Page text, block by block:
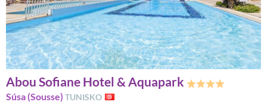
Abou Sofiane Hotel & Aquapark
Súsa (Sousse) TUNISKO